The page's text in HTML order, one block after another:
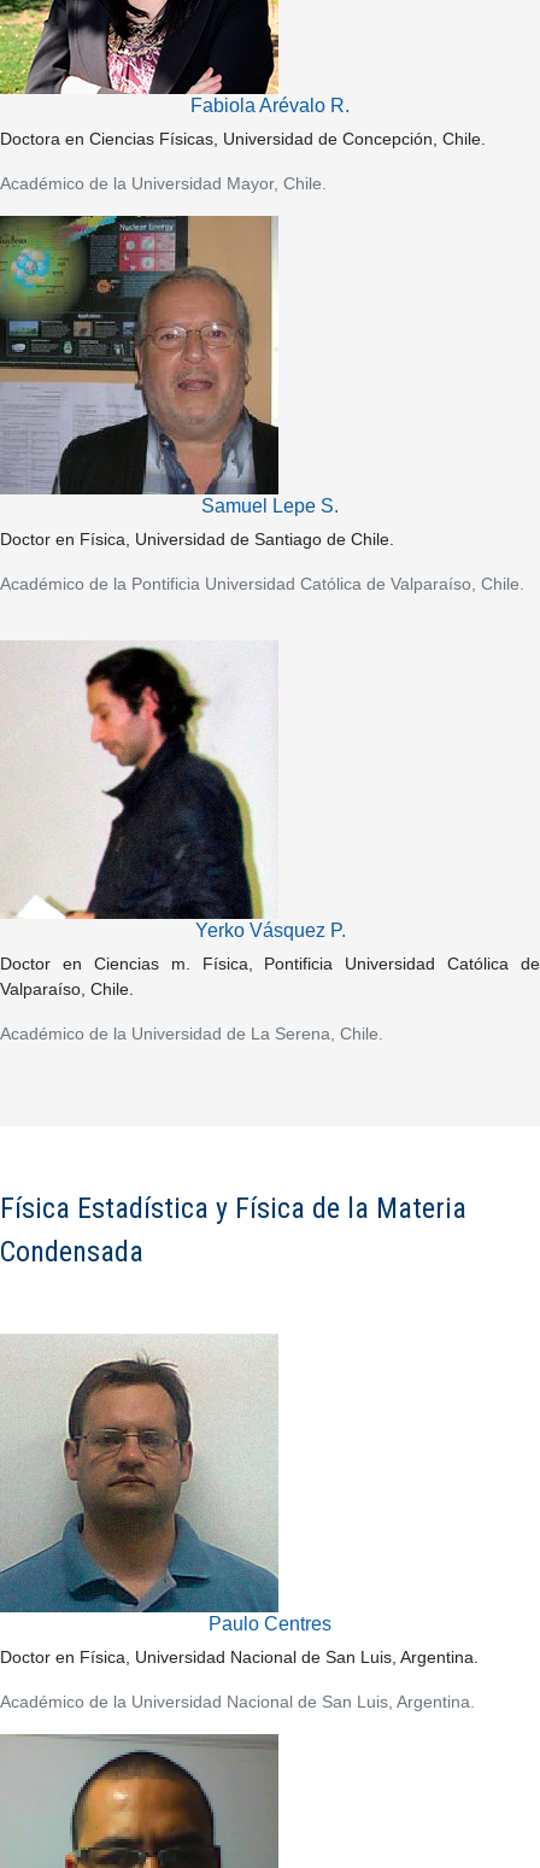
Fabiola Arévalo R.
Doctora en Ciencias Físicas, Universidad de Concepción, Chile.
Académico de la Universidad Mayor, Chile.
Samuel Lepe S.
Doctor en Física, Universidad de Santiago de Chile.
Académico de la Pontificia Universidad Católica de Valparaíso, Chile.
Yerko Vásquez P.
Doctor en Ciencias m. Física, Pontificia Universidad Católica de
Valparaíso, Chile.
Académico de la Universidad de La Serena, Chile.
Física Estadística y Física de la Materia
Condensada
Paulo Centres
Doctor en Física, Universidad Nacional de San Luis, Argentina.
Académico de la Universidad Nacional de San Luis, Argentina.